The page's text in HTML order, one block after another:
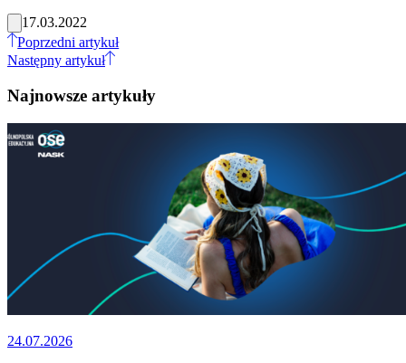
17.03.2022
Poprzedni artykuł
Następny artykuł
Najnowsze artykuły
24.07.2026